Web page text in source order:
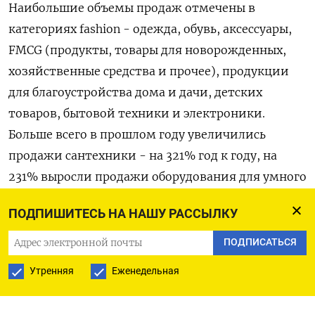
ПОДПИШИТЕСЬ НА НАШУ РАССЫЛКУ
ПОДПИСАТЬСЯ
Утренняя Еженедельная
Наибольшие объемы продаж отмечены в
категориях fashion - одежда, обувь, аксессуары,
FMCG (продукты, товары для новорожденных,
хозяйственные средства и прочее), продукции
для благоустройства дома и дачи, детских
товаров, бытовой техники и электроники.
Больше всего в прошлом году увеличились
продажи сантехники - на 321% год к году, на
231% выросли продажи оборудования для умного
покупать продукцию для садоводства.
(Анастасия Лырчикова)